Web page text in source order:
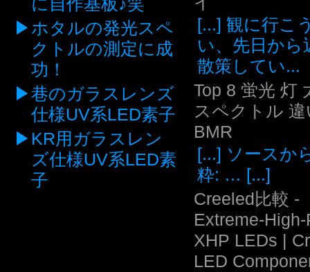
ホタルの発光スペ
クトルの測定に成
功！
巷のガラスレンズ
仕様UV系LED素子
KR用ガラスレン
ズ仕様UV系LED素
子
[...] 観に行こ
い、先日から
散策してい...
Top 8 蛍光 灯
スペクトル 違
BMR
[...] ソースか
粋: … [...]
Creeled比較 -
Extreme-
XHP LEDs |
LED